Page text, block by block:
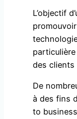
L’objectif
des clients
De
à des fins
to